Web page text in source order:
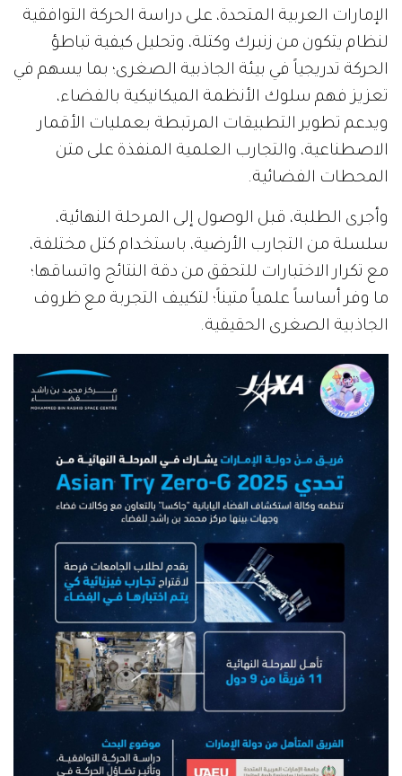
الإمارات العربية المتحدة، على دراسة الحركة التوافقية
لنظام يتكون من زنبرك وكتلة، وتحليل كيفية تباطؤ
الحركة تدريجياً في بيئة الجاذبية الصغرى؛ بما يسهم في
تعزيز فهم سلوك الأنظمة الميكانيكية بالفضاء،
ويدعم تطوير التطبيقات المرتبطة بعمليات الأقمار
الاصطناعية، والتجارب العلمية المنفذة على متن
المحطات الفضائية.
وأجرى الطلبة، قبل الوصول إلى المرحلة النهائية،
سلسلة من التجارب الأرضية، باستخدام كتل مختلفة،
مع تكرار الاختبارات للتحقق من دقة النتائج واتساقها؛
ما وفر أساساً علمياً متيناً؛ لتكييف التجربة مع ظروف
الجاذبية الصغرى الحقيقية.